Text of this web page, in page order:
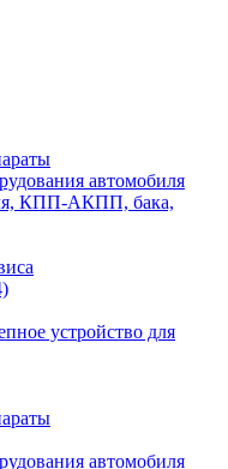
автомобиля
КПП-АКПП, бака,
устройство для
автомобиля